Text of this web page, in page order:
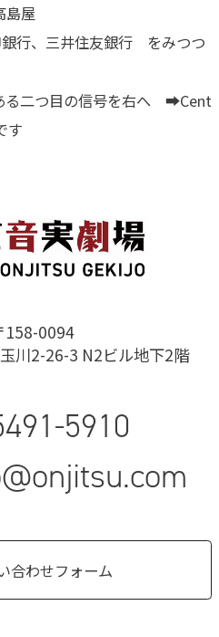
島屋
行、三井住友銀行 をみつつ
る二つ目の信号を右へ ➡Cent
す
158-0094
川2-26-3 N2ビル地下2階
5910
合わせフォーム